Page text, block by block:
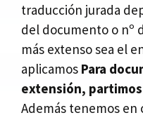
traducción jurada
del documento o nº
más extenso sea el
aplicamos Para
extensión,
Además tenemos